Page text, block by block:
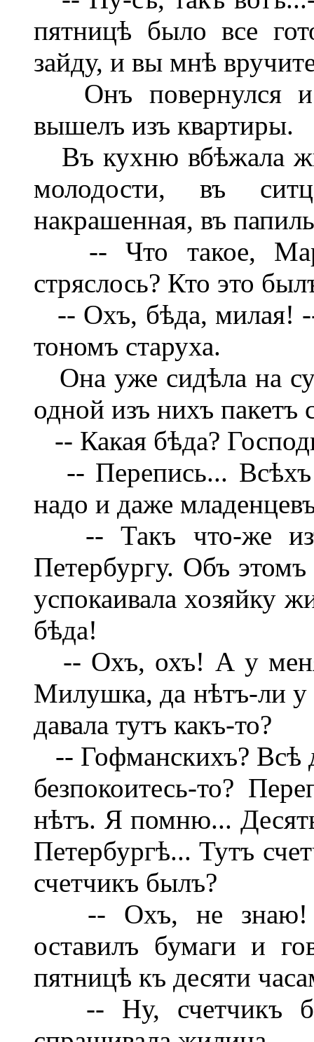
пятницѣ было все
зайду, и вы мнѣ
Онъ повернулся и
вышелъ изъ квартиры.
Въ кухню вбѣжала
молодости, въ
накрашенная, въ
-- Что такое,
стряслось? Кто это
-- Охъ, бѣда, милая!
тономъ старуха.
Она уже сидѣла на
одной изъ нихъ пакетъ
-- Какая бѣда?
-- Перепись... Всѣхъ
надо и даже
-- Такъ что-же
Петербургу. Объ
успокаивала хозяйку
бѣда!
-- Охъ, охъ! А у меня
Милушка, да нѣтъ-ли у
давала тутъ какъ-то?
-- Гофманскихъ? Всѣ
безпокоитесь-то?
нѣтъ. Я помню...
Петербургѣ... Тутъ
счетчикъ былъ?
-- Охъ, не знаю!
оставилъ бумаги и
пятницѣ къ десяти
-- Ну, счетчикъ